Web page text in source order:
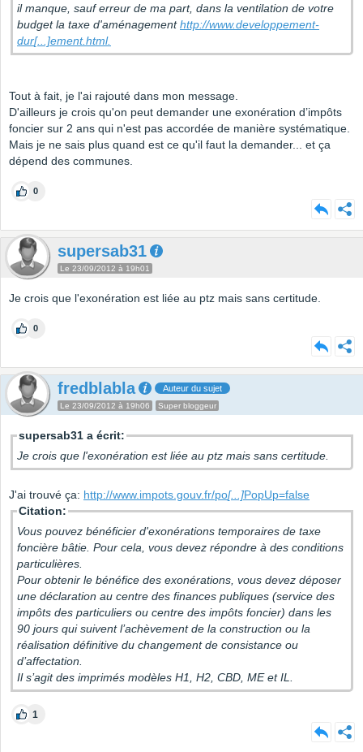
il manque, sauf erreur de ma part, dans la ventilation de votre
budget la taxe d'aménagementhttp://www.developpement-
dur[...]ement.html.
Tout à fait, je l'ai rajouté dans mon message.
D'ailleurs je crois qu'on peut demander une exonération d’impôts
foncier sur 2 ans qui n'est pas accordée de manière systématique.
Mais je ne sais plus quand est ce qu'il faut la demander... et ça
dépend des communes.
0
supersab31
Le 23/09/2012 à 19h01
Je crois que l'exonération est liée au ptz mais sans certitude.
0
fredblabla Auteur du sujet
Le 23/09/2012 à 19h06 Super bloggeur
supersab31 a écrit:
Je crois que l'exonération est liée au ptz mais sans certitude.
J'ai trouvé ça: http://www.impots.gouv.fr/po[...]PopUp=false
Citation:
Vous pouvez bénéficier d'exonérations temporaires de taxe
foncière bâtie. Pour cela, vous devez répondre à des conditions
particulières.
Pour obtenir le bénéfice des exonérations, vous devez déposer
une déclaration au centre des finances publiques (service des
impôts des particuliers ou centre des impôts foncier) dans les
90 jours qui suivent l’achèvement de la construction ou la
réalisation définitive du changement de consistance ou
d’affectation.
Il s’agit des imprimés modèles H1, H2, CBD, ME et IL.
1